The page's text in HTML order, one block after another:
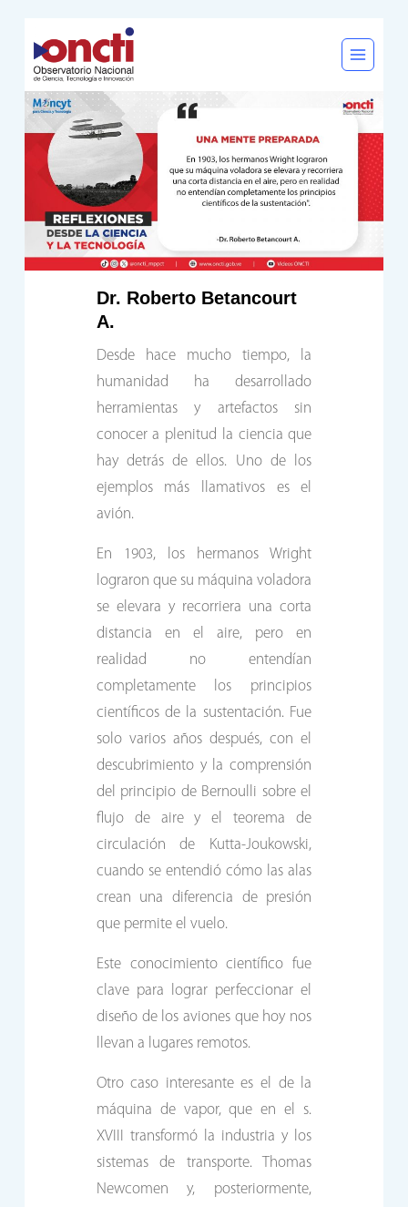
al
contenido
Dr. Roberto Betancourt
A.
Desde hace mucho tiempo, la
humanidad ha desarrollado
herramientas y artefactos sin
conocer a plenitud la ciencia que
hay detrás de ellos. Uno de los
ejemplos más llamativos es el
avión.
En 1903, los hermanos Wright
lograron que su máquina voladora
se elevara y recorriera una corta
distancia en el aire, pero en
realidad no entendían
completamente los principios
científicos de la sustentación. Fue
solo varios años después, con el
descubrimiento y la comprensión
del principio de Bernoulli sobre el
flujo de aire y el teorema de
circulación de Kutta-Joukowski,
cuando se entendió cómo las alas
crean una diferencia de presión
que permite el vuelo.
Este conocimiento científico fue
clave para lograr perfeccionar el
diseño de los aviones que hoy nos
llevan a lugares remotos.
Otro caso interesante es el de la
máquina de vapor, que en el s.
XVIII transformó la industria y los
sistemas de transporte. Thomas
Newcomen y, posteriormente,